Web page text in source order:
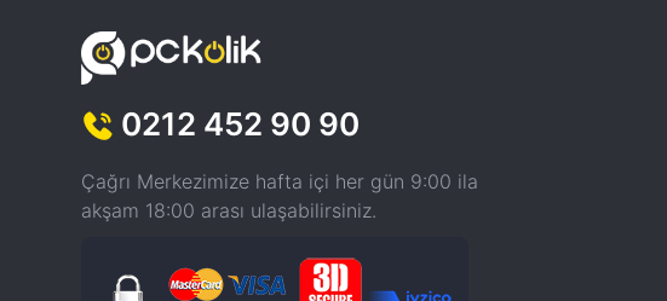
0212 452 90 90
Çağrı Merkezimize hafta içi her gün 9:00 ila
akşam 18:00 arası ulaşabilirsiniz.